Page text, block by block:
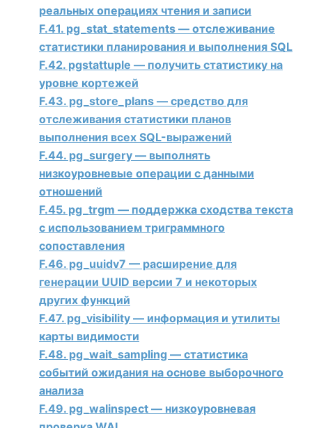
реальных операциях чтения и записи
F.41. pg_stat_statements — отслеживание
статистики планирования и выполнения SQL
F.42. pgstattuple — получить статистику на
уровне кортежей
F.43. pg_store_plans — средство для
отслеживания статистики планов
выполнения всех SQL-выражений
F.44. pg_surgery — выполнять
низкоуровневые операции с данными
отношений
F.45. pg_trgm — поддержка сходства текста
с использованием триграммного
сопоставления
F.46. pg_uuidv7 — расширение для
генерации UUID версии 7 и некоторых
других функций
F.47. pg_visibility — информация и утилиты
карты видимости
F.48. pg_wait_sampling — статистика
событий ожидания на основе выборочного
анализа
F.49. pg_walinspect — низкоуровневая